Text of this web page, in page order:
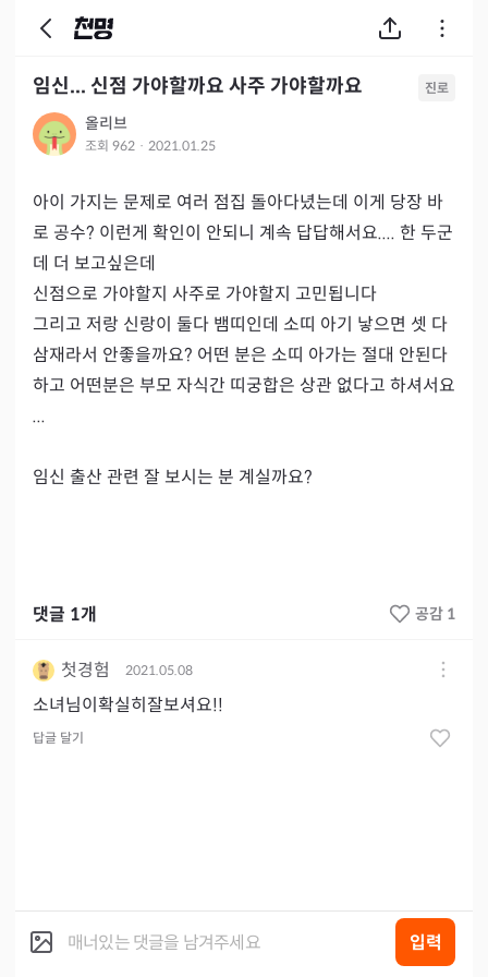
임신... 신점 가야할까요 사주 가야할까요 진로
올리브
조회 962 · 2021.01.25
아이 가지는 문제로 여러 점집 돌아다녔는데 이게 당장 바
로 공수? 이런게 확인이 안되니 계속 답답해서요.... 한 두군
데 더 보고싶은데
신점으로 가야할지 사주로 가야할지 고민됩니다
그리고 저랑 신랑이 둘다 뱀띠인데 소띠 아기 낳으면 셋 다
삼재라서 안좋을까요? 어떤 분은 소띠 아가는 절대 안된다
하고 어떤분은 부모 자식간 띠궁합은 상관 없다고 하셔서요
...
임신 출산 관련 잘 보시는 분 계실까요?
댓글 1개 공감 1
첫경험 2021.05.08
소녀님이확실히잘보셔요!!
답글 달기
입력